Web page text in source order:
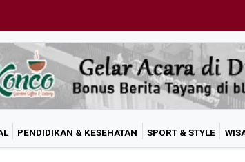
PENDIDIKAN & KESEHATAN SPORT & STYLE